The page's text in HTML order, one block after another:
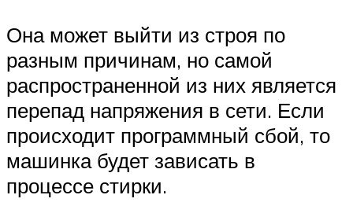
Она может выйти из строя по
разным причинам, но самой
распространенной из них является
перепад напряжения в сети. Если
происходит программный сбой, то
машинка будет зависать в
процессе стирки.